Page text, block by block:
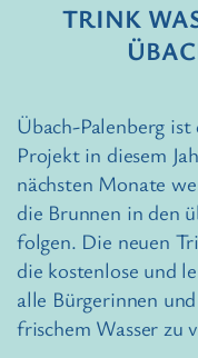
TRINK
Übach-Palenberg
Projekt in diesem
nächsten Monate
die Brunnen in den
folgen. Die neuen
die kostenlose und
alle Bürgerinnen
frischem Wasser zu